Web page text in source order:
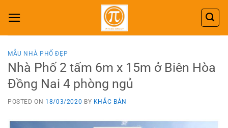
content
MẪU NHÀ PHỐ ĐẸP
Nhà Phố 2 tấm 6m x 15m ở Biên Hòa
Đồng Nai 4 phòng ngủ
POSTED ON 18/03/2020 BY KHẮC BẢN